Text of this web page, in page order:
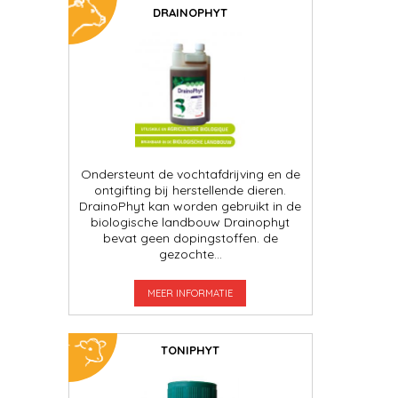
DRAINOPHYT
Ondersteunt de vochtafdrijving en de
ontgifting bij herstellende dieren.
DrainoPhyt kan worden gebruikt in de
biologische landbouw Drainophyt
bevat geen dopingstoffen. de
gezochte...
MEER INFORMATIE
TONIPHYT